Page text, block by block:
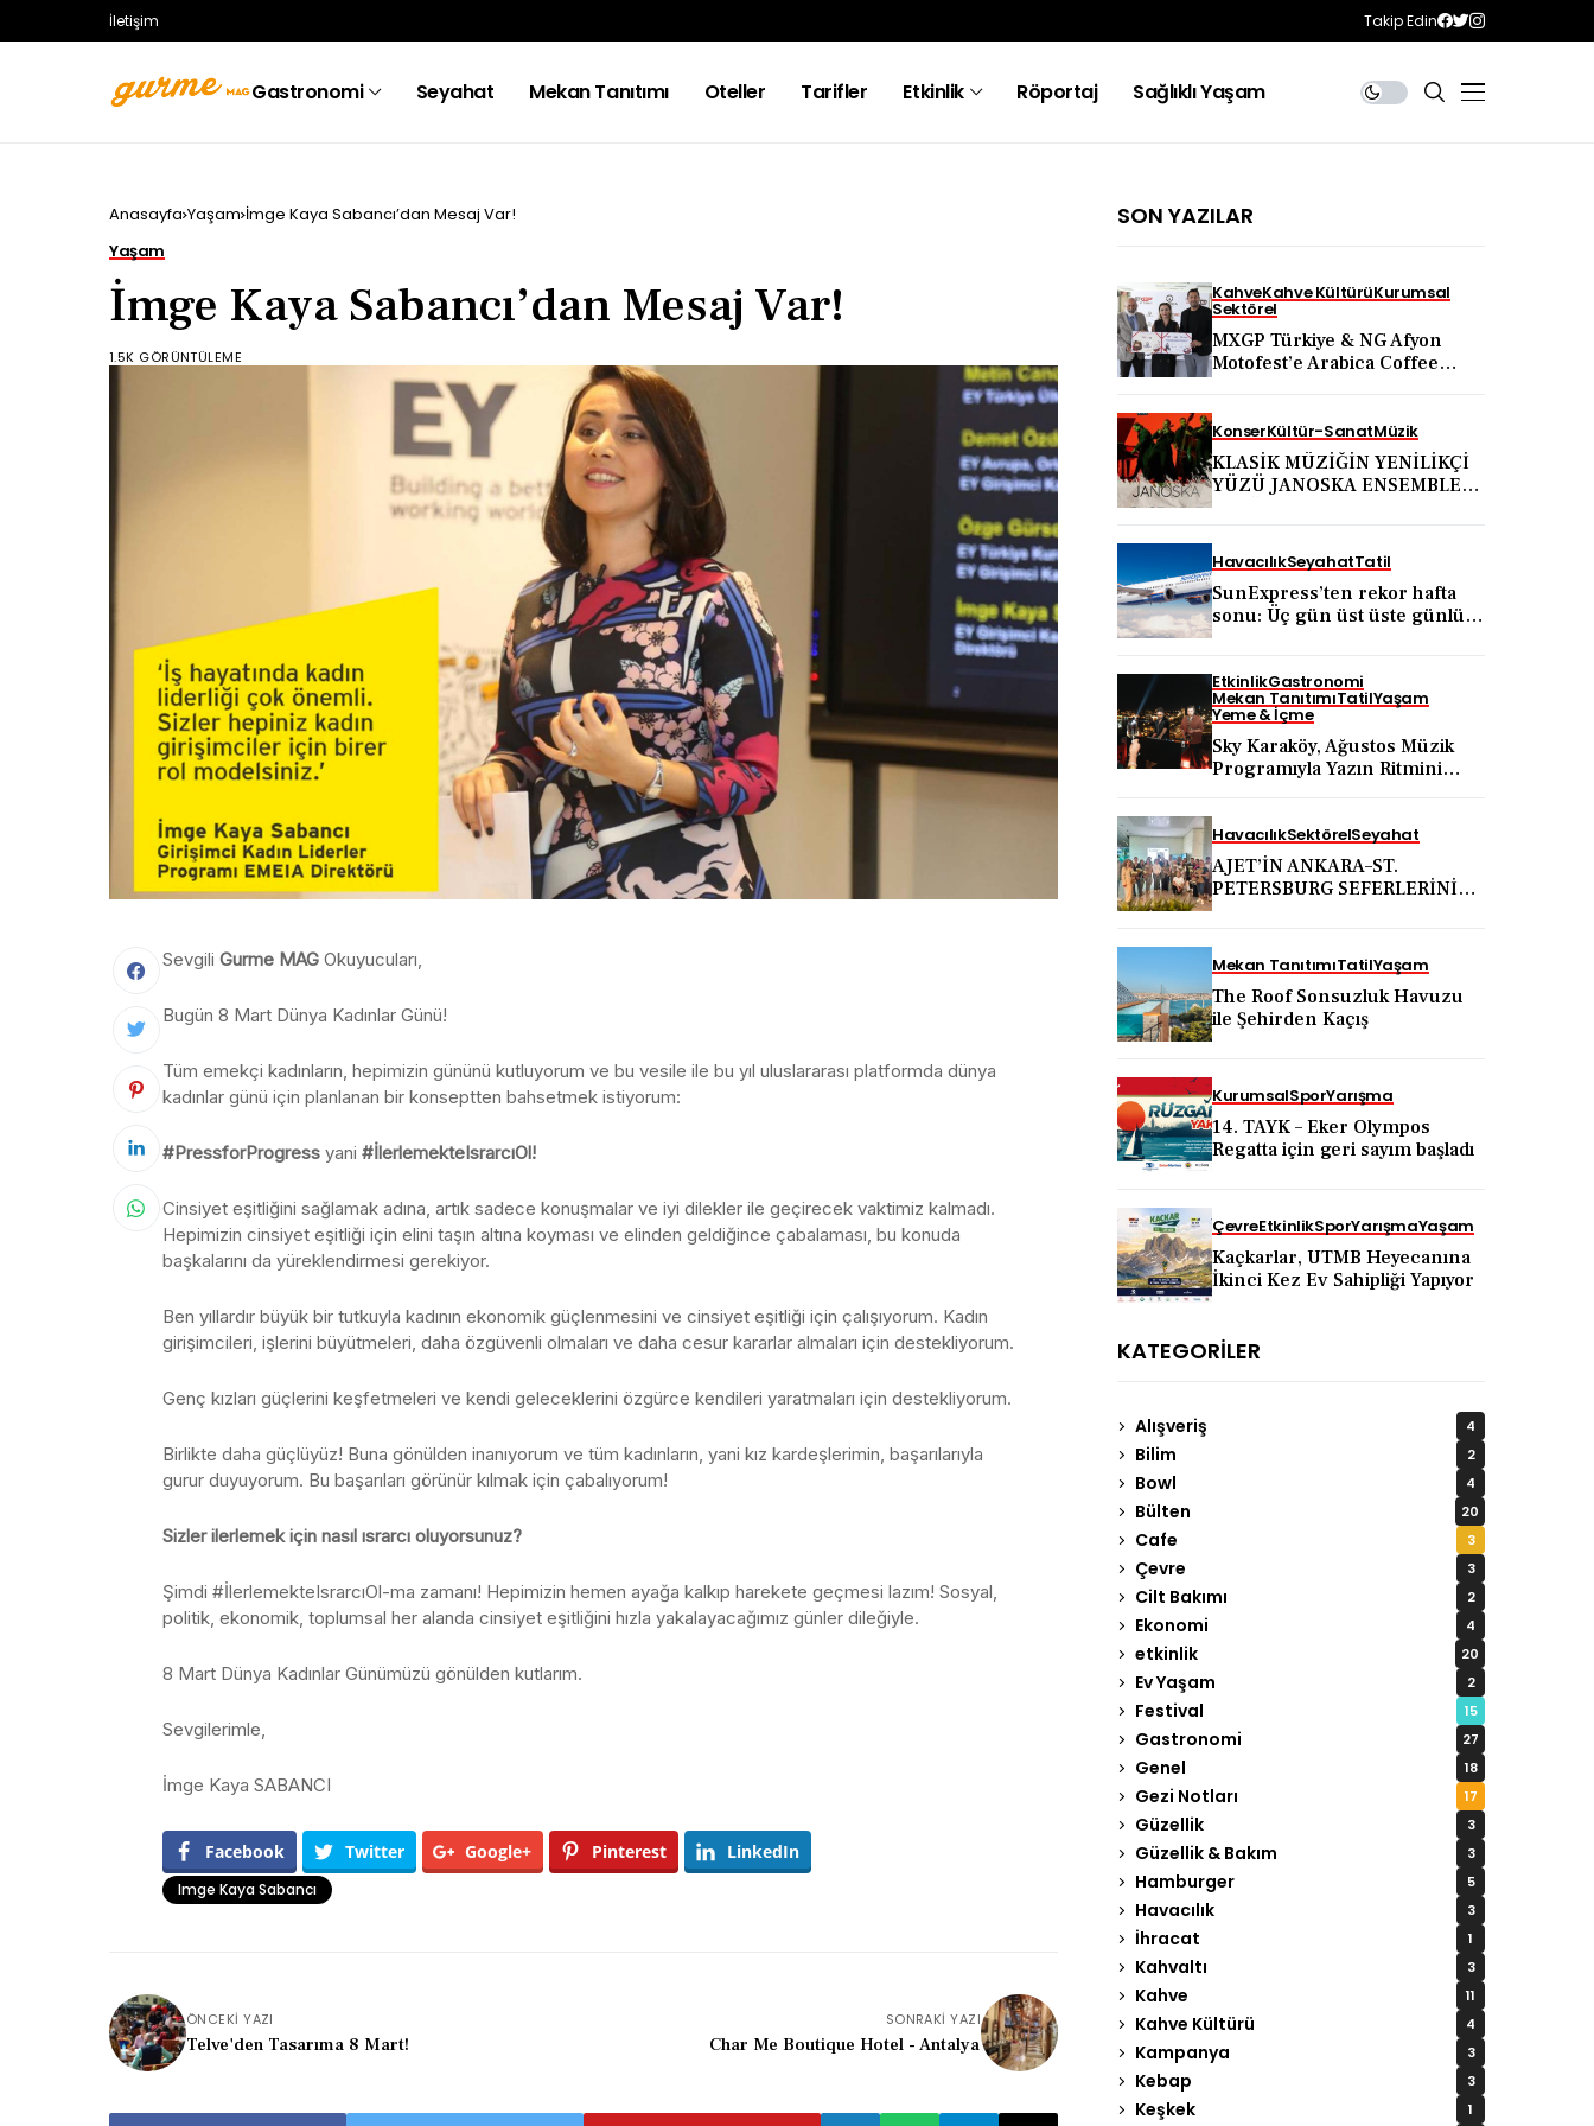
İletişim Takip Edin
Gastronomi Seyahat Mekan Tanıtımı Oteller Tarifler Etkinlik Röportaj Sağlıklı Yaşam
Anasayfa Yaşam İmge Kaya Sabancı’dan Mesaj Var!
Yaşam
İmge Kaya Sabancı’dan Mesaj Var!
1.5K GÖRÜNTÜLEME
Sevgili Gurme MAG Okuyucuları,
Bugün 8 Mart Dünya Kadınlar Günü!
Tüm emekçi kadınların, hepimizin gününü kutluyorum ve bu vesile ile bu yıl uluslararası platformda dünya
kadınlar günü için planlanan bir konseptten bahsetmek istiyorum:
#PressforProgress yani #İlerlemekteIsrarcıOl!
Cinsiyet eşitliğini sağlamak adına, artık sadece konuşmalar ve iyi dilekler ile geçirecek vaktimiz kalmadı.
Hepimizin cinsiyet eşitliği için elini taşın altına koyması ve elinden geldiğince çabalaması, bu konuda
başkalarını da yüreklendirmesi gerekiyor.
Ben yıllardır büyük bir tutkuyla kadının ekonomik güçlenmesini ve cinsiyet eşitliği için çalışıyorum. Kadın
girişimcileri, işlerini büyütmeleri, daha özgüvenli olmaları ve daha cesur kararlar almaları için destekliyorum.
Genç kızları güçlerini keşfetmeleri ve kendi geleceklerini özgürce kendileri yaratmaları için destekliyorum.
Birlikte daha güçlüyüz! Buna gönülden inanıyorum ve tüm kadınların, yani kız kardeşlerimin, başarılarıyla
gurur duyuyorum. Bu başarıları görünür kılmak için çabalıyorum!
Sizler ilerlemek için nasıl ısrarcı oluyorsunuz?
Şimdi #İlerlemekteIsrarcıOl-ma zamanı! Hepimizin hemen ayağa kalkıp harekete geçmesi lazım! Sosyal,
politik, ekonomik, toplumsal her alanda cinsiyet eşitliğini hızla yakalayacağımız günler dileğiyle.
8 Mart Dünya Kadınlar Günümüzü gönülden kutlarım.
Sevgilerimle,
İmge Kaya SABANCI
Facebook Twitter Google+ Pinterest LinkedIn
Imge Kaya Sabancı
ÖNCEKI YAZI
Telve'den Tasarıma 8 Mart!
SONRAKI YAZI
Char Me Boutique Hotel - Antalya
SON YAZILAR
KahveKahve KültürüKurumsal
Sektörel
MXGP Türkiye & NG Afyon
Motofest’e Arabica Coffee
KonserKültür-SanatMüzik
KLASİK MÜZİĞİN YENİLİKÇİ
YÜZÜ JANOSKA ENSEMBLE
HavacılıkSeyahatTatil
SunExpress’ten rekor hafta
sonu: Üç gün üst üste günlük
EtkinlikGastronomi
Mekan TanıtımıTatilYaşam
Yeme & İçme
Sky Karaköy, Ağustos Müzik
Programıyla Yazın Ritmini
HavacılıkSektörelSeyahat
AJET’İN ANKARA–ST.
PETERSBURG SEFERLERİNİN
TANITIM ATAĞI
Mekan TanıtımıTatilYaşam
The Roof Sonsuzluk Havuzu
ile Şehirden Kaçış
KurumsalSporYarışma
14. TAYK – Eker Olympos
Regatta için geri sayım başladı
ÇevreEtkinlikSporYarışmaYaşam
Kaçkarlar, UTMB Heyecanına
İkinci Kez Ev Sahipliği Yapıyor
KATEGORILER
Alışveriş 4
Bilim 2
Bowl 4
Bülten 20
Cafe 3
Çevre 3
Cilt Bakımı 2
Ekonomi 4
etkinlik 20
Ev Yaşam 2
Festival 15
Gastronomi 27
Genel 18
Gezi Notları 17
Güzellik 3
Güzellik & Bakım 3
Hamburger 5
Havacılık 3
İhracat 1
Kahvaltı 3
Kahve 11
Kahve Kültürü 4
Kampanya 3
Kebap 3
Keşkek 1